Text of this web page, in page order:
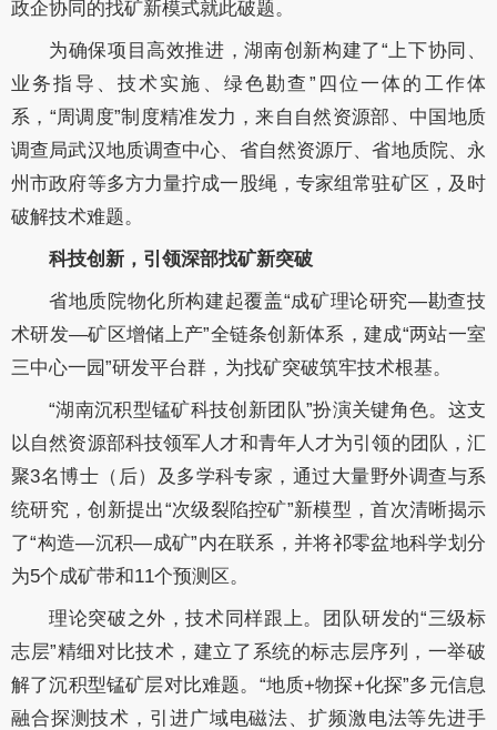
政企协同的找矿新模式就此破题。
为确保项目高效推进，湖南创新构建了“上下协同、
业务指导、技术实施、绿色勘查”四位一体的工作体
系，“周调度”制度精准发力，来自自然资源部、中国地质
调查局武汉地质调查中心、省自然资源厅、省地质院、永
州市政府等多方力量拧成一股绳，专家组常驻矿区，及时
破解技术难题。
科技创新，引领深部找矿新突破
省地质院物化所构建起覆盖“成矿理论研究—勘查技
术研发—矿区增储上产”全链条创新体系，建成“两站一室
三中心一园”研发平台群，为找矿突破筑牢技术根基。
“湖南沉积型锰矿科技创新团队”扮演关键角色。这支
以自然资源部科技领军人才和青年人才为引领的团队，汇
聚3名博士（后）及多学科专家，通过大量野外调查与系
统研究，创新提出“次级裂陷控矿”新模型，首次清晰揭示
了“构造—沉积—成矿”内在联系，并将祁零盆地科学划分
为5个成矿带和11个预测区。
理论突破之外，技术同样跟上。团队研发的“三级标
志层”精细对比技术，建立了系统的标志层序列，一举破
解了沉积型锰矿层对比难题。“地质+物探+化探”多元信息
融合探测技术，引进广域电磁法、扩频激电法等先进手